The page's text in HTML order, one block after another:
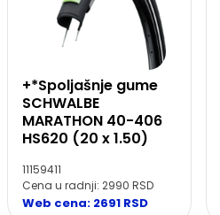
+*Spoljašnje gume
SCHWALBE
MARATHON 40-406
HS620 (20 x 1.50)
11159411
Cena u radnji: 2990 RSD
Web cena: 2691 RSD